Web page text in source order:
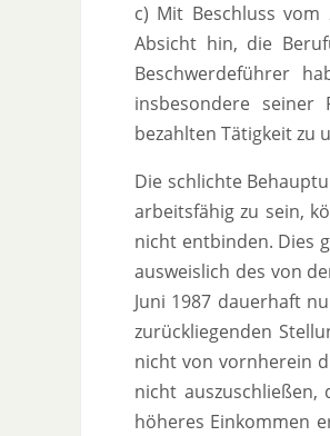
c) Mit Beschluss
Absicht hin, die
Beschwerdeführer
insbesondere
bezahlten Tätigkeit zu
Die schlichte
arbeitsfähig zu sein,
nicht entbinden. Dies
ausweislich des von
Juni 1987 dauerhaft
zurückliegenden
nicht von vornherein
nicht
höheres Einkommen